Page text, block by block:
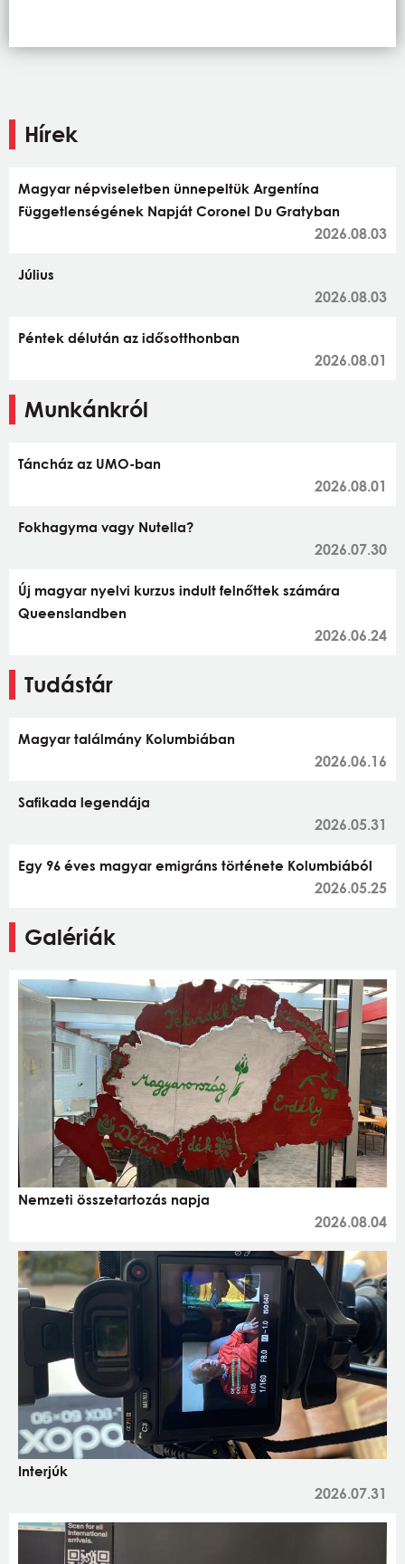
Hírek
Magyar népviseletben ünnepeltük Argentína
Függetlenségének Napját Coronel Du Gratyban
2026.08.03
Július
2026.08.03
Péntek délután az idősotthonban
2026.08.01
Munkánkról
Táncház az UMO-ban
2026.08.01
Fokhagyma vagy Nutella?
2026.07.30
Új magyar nyelvi kurzus indult felnőttek számára
Queenslandben
2026.06.24
Tudástár
Magyar találmány Kolumbiában
2026.06.16
Safikada legendája
2026.05.31
Egy 96 éves magyar emigráns története Kolumbiából
2026.05.25
Galériák
Nemzeti összetartozás napja
2026.08.04
Interjúk
2026.07.31